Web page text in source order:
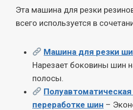
Эта машина для резки
всего используется в
Машина для резки
Нарезает боковины шин
полосы.
переработке шин –